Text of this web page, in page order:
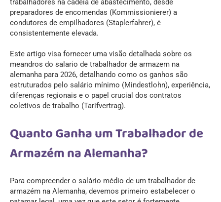
preparadores de encomendas (Kommissionierer) a
condutores de empilhadores (Staplerfahrer), é
consistentemente elevada.
Este artigo visa fornecer uma visão detalhada sobre os
meandros do salario de trabalhador de armazem na
alemanha para 2026, detalhando como os ganhos são
estruturados pelo salário mínimo (Mindestlohn), experiência,
diferenças regionais e o papel crucial dos contratos
coletivos de trabalho (Tarifvertrag).
Quanto Ganha um Trabalhador de
Armazém na Alemanha?
Para compreender o salário médio de um trabalhador de
armazém na Alemanha, devemos primeiro estabelecer o